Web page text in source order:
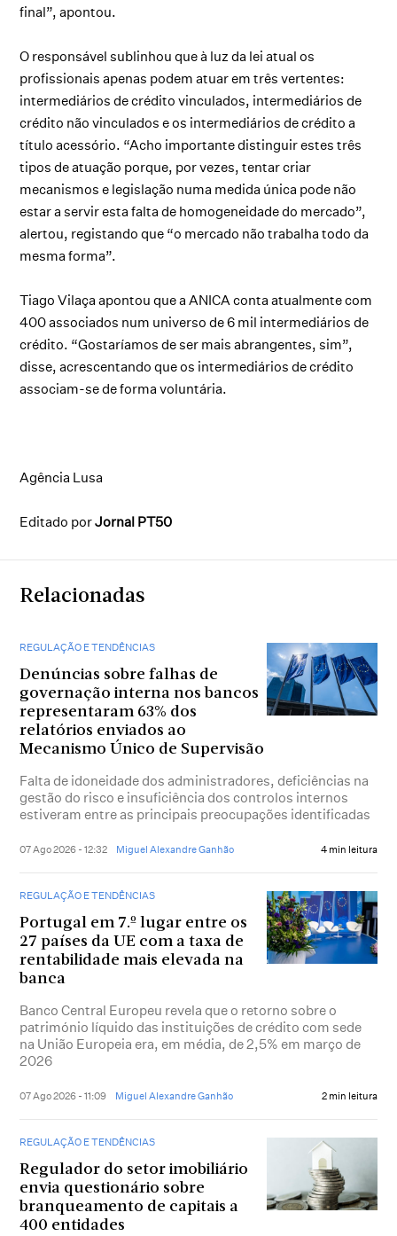
final”, apontou.
O responsável sublinhou que à luz da lei atual os
profissionais apenas podem atuar em três vertentes:
intermediários de crédito vinculados, intermediários de
crédito não vinculados e os intermediários de crédito a
título acessório. “Acho importante distinguir estes três
tipos de atuação porque, por vezes, tentar criar
mecanismos e legislação numa medida única pode não
estar a servir esta falta de homogeneidade do mercado”,
alertou, registando que “o mercado não trabalha todo da
mesma forma”.
Tiago Vilaça apontou que a ANICA conta atualmente com
400 associados num universo de 6 mil intermediários de
crédito. “Gostaríamos de ser mais abrangentes, sim”,
disse, acrescentando que os intermediários de crédito
associam-se de forma voluntária.
Agência Lusa
Editado porJornal PT50
Relacionadas
REGULAÇÃO E TENDÊNCIAS
Denúncias sobre falhas de
governação interna nos bancos
representaram 63% dos
relatórios enviados ao
Mecanismo Único de Supervisão
Falta de idoneidade dos administradores, deficiências na
gestão do risco e insuficiência dos controlos internos
estiveram entre as principais preocupações identificadas
07 Ago 2026 - 12:32 Miguel Alexandre Ganhão 4 min leitura
REGULAÇÃO E TENDÊNCIAS
Portugal em 7.º lugar entre os
27 países da UE com a taxa de
rentabilidade mais elevada na
banca
Banco Central Europeu revela que o retorno sobre o
património líquido das instituições de crédito com sede
na União Europeia era, em média, de 2,5% em março de
2026
07 Ago 2026 - 11:09 Miguel Alexandre Ganhão 2 min leitura
REGULAÇÃO E TENDÊNCIAS
Regulador do setor imobiliário
envia questionário sobre
branqueamento de capitais a
400 entidades